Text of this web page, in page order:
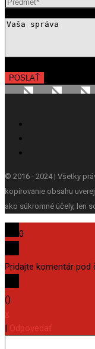
© 2016 - 2024 | Všetky
kopírovanie obsahu
ako súkromné účely, len
0
Pridajte komentár pod
()
x
| Odpovedať